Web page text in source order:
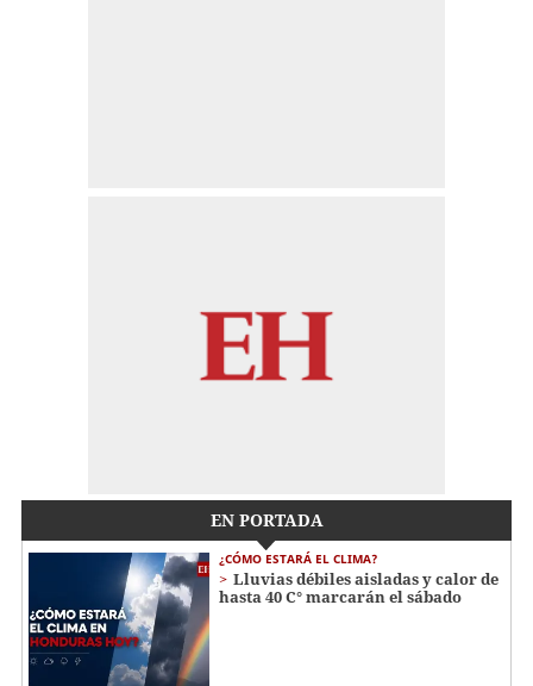
EN PORTADA
¿CÓMO ESTARÁ EL CLIMA?
Lluvias débiles aisladas y calor de
hasta 40 C° marcarán el sábado